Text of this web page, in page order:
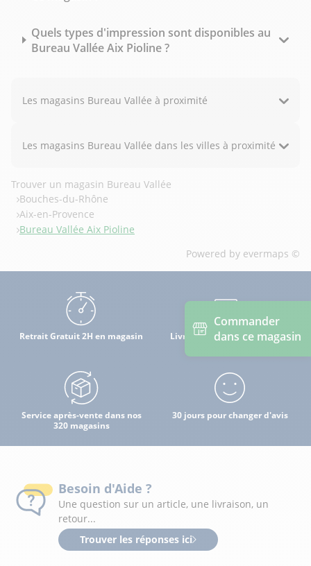
Commander
dans ce magasin
Quels types d'impression sont disponibles au
Bureau Vallée Aix Pioline ?
Les magasins Bureau Vallée à proximité
Les magasins Bureau Vallée dans les villes à proximité
Trouver un magasin Bureau Vallée
Bouches-du-Rhône
Aix-en-Provence
Bureau Vallée Aix Pioline
Powered by evermaps ©
Retrait Gratuit 2H en magasin
Livraison à domicile par mon
Service après-vente dans nos
320 magasins
30 jours pour changer d'avis
Besoin d'Aide ?
Une question sur un article, une livraison, un
retour...
Trouver les réponses ici